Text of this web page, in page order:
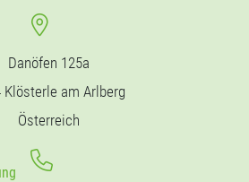
Danöfen 125a
Klösterle am Arlberg
Österreich